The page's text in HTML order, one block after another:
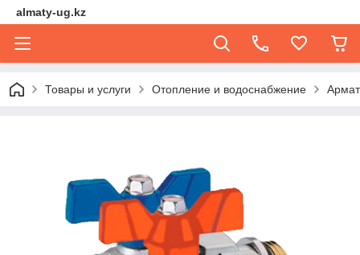
almaty-ug.kz
Товары и услуги Отопление и водоснабжение